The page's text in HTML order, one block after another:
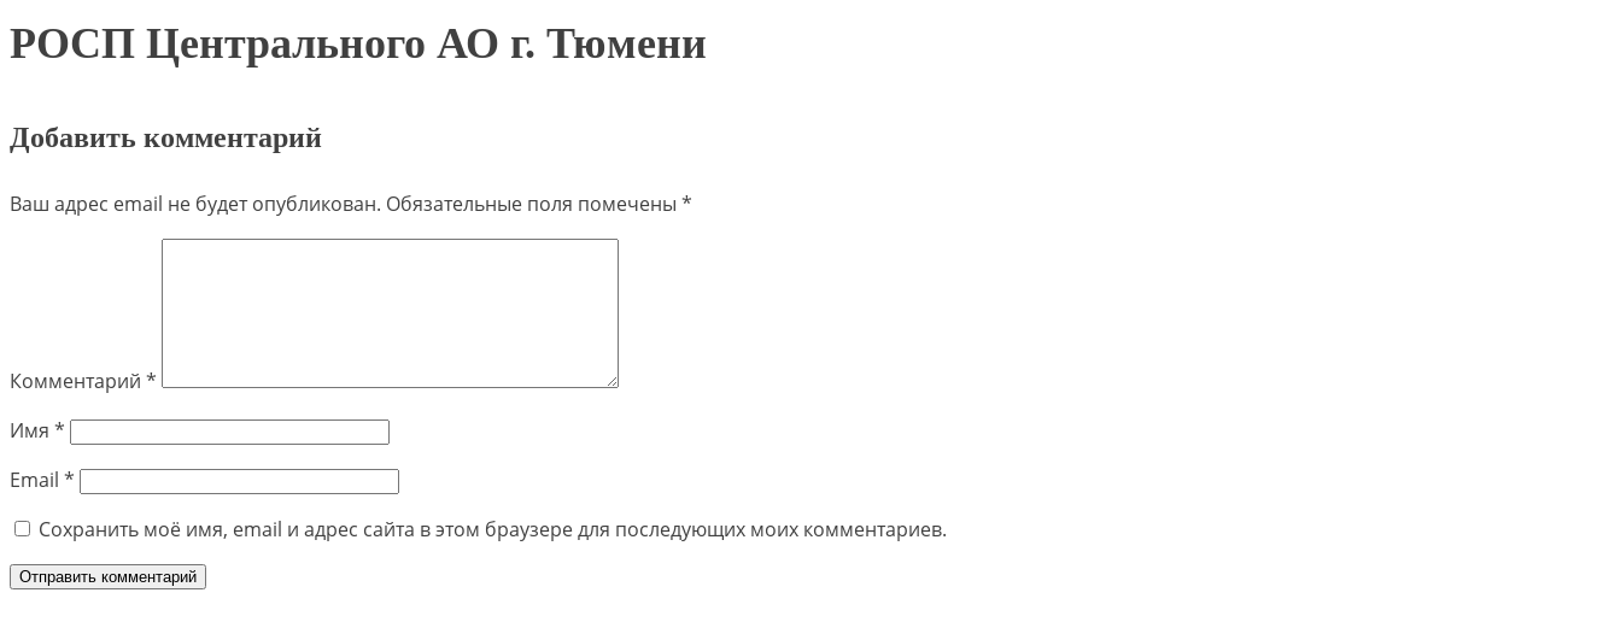
РОСП Центрального АО г. Тюмени
Добавить комментарий
Ваш адрес email не будет опубликован. Обязательные поля помечены *
Комментарий *
Имя *
Email *
Сохранить моё имя, email и адрес сайта в этом браузере для последующих моих комментариев.